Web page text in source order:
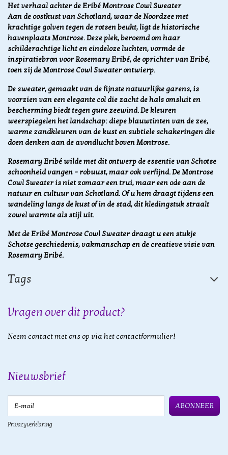
Het verhaal achter de Eribé Montrose Cowl Sweater
Aan de oostkust van Schotland, waar de Noordzee met
krachtige golven tegen de rotsen beukt, ligt de historische
havenplaats Montrose. Deze plek, beroemd om haar
schilderachtige licht en eindeloze luchten, vormde de
inspiratiebron voor Rosemary Eribé, de oprichter van Eribé,
toen zij de Montrose Cowl Sweater ontwierp.
De sweater, gemaakt van de fijnste natuurlijke garens, is
voorzien van een elegante col die zacht de hals omsluit en
bescherming biedt tegen gure zeewind. De kleuren
weerspiegelen het landschap: diepe blauwtinten van de zee,
warme zandkleuren van de kust en subtiele schakeringen die
doen denken aan de avondlucht boven Montrose.
Rosemary Eribé wilde met dit ontwerp de essentie van Schotse
schoonheid vangen – robuust, maar ook verfijnd. De Montrose
Cowl Sweater is niet zomaar een trui, maar een ode aan de
natuur en cultuur van Schotland. Of u hem draagt tijdens een
wandeling langs de kust of in de stad, dit kledingstuk straalt
zowel warmte als stijl uit.
Met de Eribé Montrose Cowl Sweater draagt u een stukje
Schotse geschiedenis, vakmanschap en de creatieve visie van
Rosemary Eribé.
Tags
Vragen over dit product?
Neem contact met ons op via het contactformulier!
Nieuwsbrief
ABONNEER
Privacyverklaring